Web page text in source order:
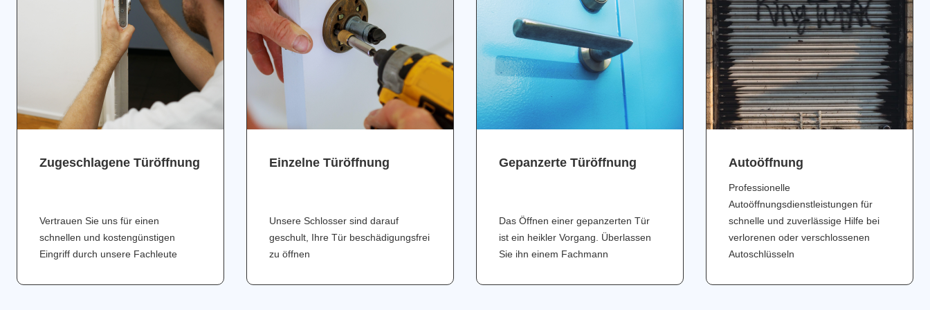
Zugeschlagene Türöffnung
Vertrauen Sie uns für einen
schnellen und kostengünstigen
Eingriff durch unsere Fachleute
Einzelne Türöffnung
Unsere Schlosser sind darauf
geschult, Ihre Tür beschädigungsfrei
zu öffnen
Gepanzerte Türöffnung
Das Öffnen einer gepanzerten Tür
ist ein heikler Vorgang. Überlassen
Sie ihn einem Fachmann
Аutoöffnung
Professionelle
Autoöffnungsdienstleistungen für
schnelle und zuverlässige Hilfe bei
verlorenen oder verschlossenen
Autoschlüsseln